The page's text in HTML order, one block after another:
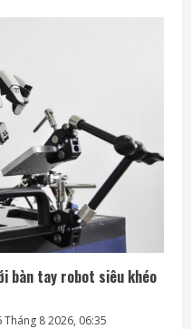
bàn tay robot siêu khéo
Tháng 8 2026, 06:35